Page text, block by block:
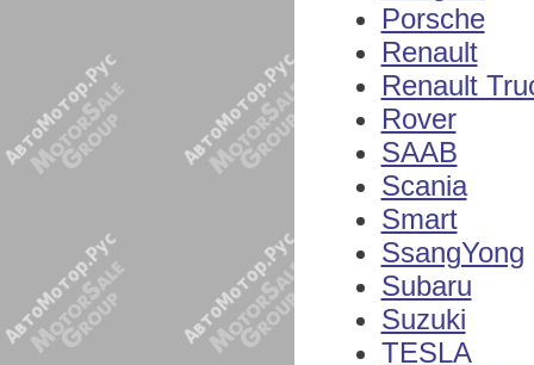
Porsche
Renault
Renault
Rover
SAAB
Scania
Smart
SsangYong
Subaru
Suzuki
TESLA